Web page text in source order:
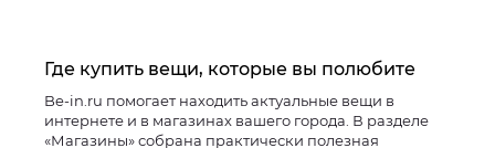
Где купить вещи, которые вы полюбите
Be-in.ru помогает находить актуальные вещи в
интернете и в магазинах вашего города. В разделе
«Магазины» собрана практически полезная